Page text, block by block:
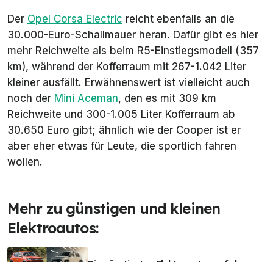
Der Opel Corsa Electric reicht ebenfalls an die
30.000-Euro-Schallmauer heran. Dafür gibt es hier
mehr Reichweite als beim R5-Einstiegsmodell (357
km), während der Kofferraum mit 267-1.042 Liter
kleiner ausfällt. Erwähnenswert ist vielleicht auch
noch der Mini Aceman, den es mit 309 km
Reichweite und 300-1.005 Liter Kofferraum ab
30.650 Euro gibt; ähnlich wie der Cooper ist er
aber eher etwas für Leute, die sportlich fahren
wollen.
Mehr zu günstigen und kleinen
Elektroautos: